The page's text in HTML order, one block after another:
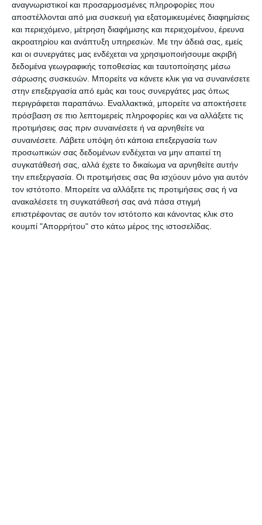
αναγνωριστικοί και προσαρμοσμένες πληροφορίες που
αποστέλλονται από μια συσκευή για εξατομικευμένες διαφημίσεις
και περιεχόμενο, μέτρηση διαφήμισης και περιεχομένου, έρευνα
ακροατηρίου και ανάπτυξη υπηρεσιών. Με την άδειά σας, εμείς
και οι συνεργάτες μας ενδέχεται να χρησιμοποιήσουμε ακριβή
δεδομένα γεωγραφικής τοποθεσίας και ταυτοποίησης μέσω
σάρωσης συσκευών. Μπορείτε να κάνετε κλικ για να συναινέσετε
στην επεξεργασία από εμάς και τους συνεργάτες μας όπως
περιγράφεται παραπάνω. Εναλλακτικά, μπορείτε να αποκτήσετε
πρόσβαση σε πιο λεπτομερείς πληροφορίες και να αλλάξετε τις
προτιμήσεις σας πριν συναινέσετε ή να αρνηθείτε να
συναινέσετε. Λάβετε υπόψη ότι κάποια επεξεργασία των
προσωπικών σας δεδομένων ενδέχεται να μην απαιτεί τη
συγκατάθεσή σας, αλλά έχετε το δικαίωμα να αρνηθείτε αυτήν
την επεξεργασία. Οι προτιμήσεις σας θα ισχύουν μόνο για αυτόν
τον ιστότοπο. Μπορείτε να αλλάξετε τις προτιμήσεις σας ή να
ανακαλέσετε τη συγκατάθεσή σας ανά πάσα στιγμή
επιστρέφοντας σε αυτόν τον ιστότοπο και κάνοντας κλικ στο
κουμπί "Απορρήτου" στο κάτω μέρος της ιστοσελίδας.
Όπως είχε ανακοινωθεί επιτρέπεται η λειτουργία
καταστημάτων με τη χρήση ειδικού κωδικού
(13032) άπαξ και έως 3 ώρες συνολικά κατά τη
διάρκεια της ημέρας.
Θα επιτρέπεται η πώληση εκτός καταστήματος
με ραντεβού με το λεγόμενο click away και η
πώληση εντός καταστήματος πάλι με ραντεβού
(click in shop). Εντός του καταστήματος θα
επιτρέπεται ένας πελάτης ανά 25 τ.μ. με μέγιστο
όριο 20 πελάτες.
Ειδικότερα, θα πρέπει να υπάρχει καταχώρηση
της παραγγελίας/ραντεβού από την επιχείρηση